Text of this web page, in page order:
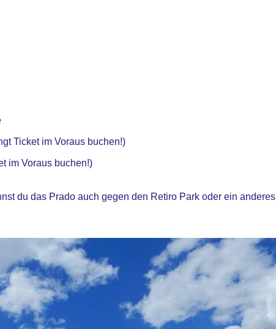
Ticket im Voraus buchen!)
im Voraus buchen!)
du das Prado auch gegen den Retiro Park oder ein anderes